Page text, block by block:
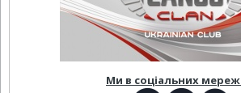
Ми в соціальних